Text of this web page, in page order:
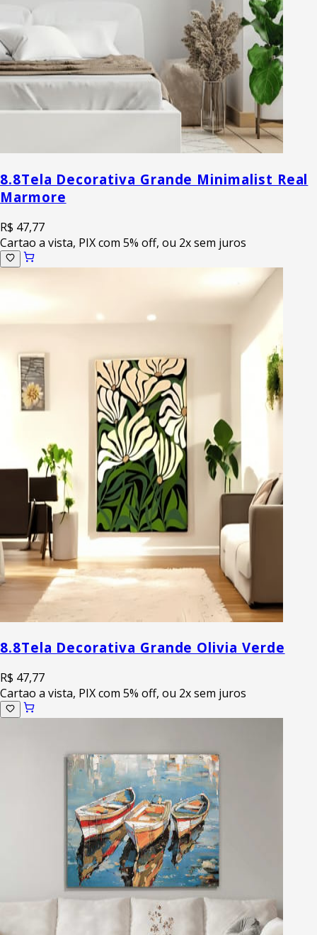
8.8Tela Decorativa Grande Minimalist Real
Marmore
R$ 47,77
Cartao a vista, PIX com 5% off, ou 2x sem juros
8.8Tela Decorativa Grande Olivia Verde
R$ 47,77
Cartao a vista, PIX com 5% off, ou 2x sem juros